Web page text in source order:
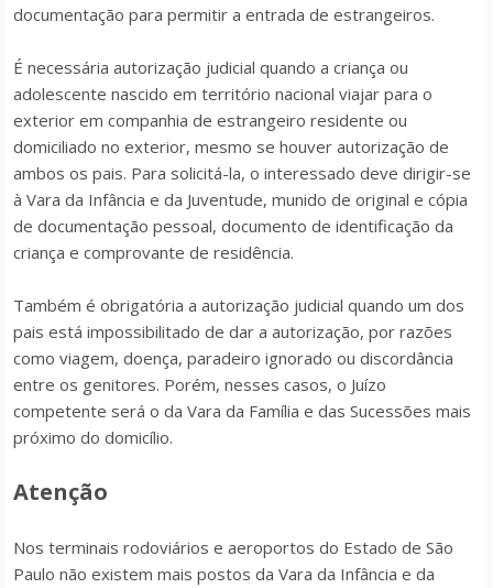
documentação para permitir a entrada de estrangeiros.
É necessária autorização judicial quando a criança ou
adolescente nascido em território nacional viajar para o
exterior em companhia de estrangeiro residente ou
domiciliado no exterior, mesmo se houver autorização de
ambos os pais. Para solicitá-la, o interessado deve dirigir-se
à Vara da Infância e da Juventude, munido de original e cópia
de documentação pessoal, documento de identificação da
criança e comprovante de residência.
Também é obrigatória a autorização judicial quando um dos
pais está impossibilitado de dar a autorização, por razões
como viagem, doença, paradeiro ignorado ou discordância
entre os genitores. Porém, nesses casos, o Juízo
competente será o da Vara da Família e das Sucessões mais
próximo do domicílio.
Atenção
Nos terminais rodoviários e aeroportos do Estado de São
Paulo não existem mais postos da Vara da Infância e da